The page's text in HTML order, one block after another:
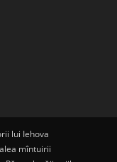
lui Iehova
mîntuirii